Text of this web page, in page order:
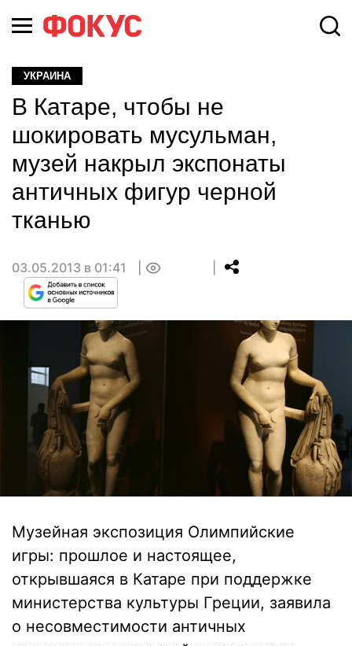
УКРАИНА
В Катаре, чтобы не
шокировать мусульман,
музей накрыл экспонаты
античных фигур черной
тканью
03.05.2013 в 01:41
Музейная экспозиция Олимпийские
игры: прошлое и настоящее,
открывшаяся в Катаре при поддержке
министерства культуры Греции, заявила
о несовместимости античных